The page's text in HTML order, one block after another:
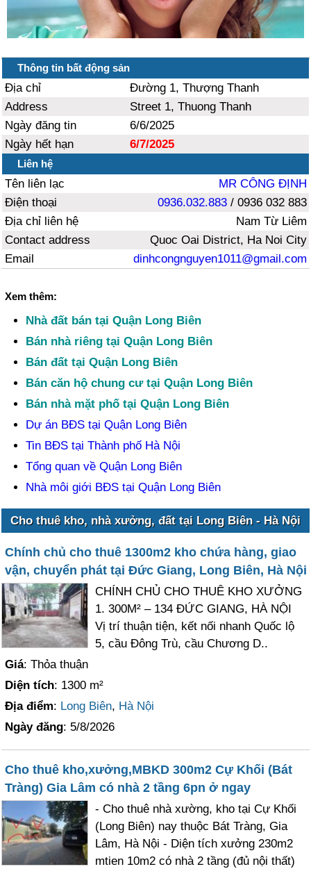
Thông tin bất động sản
Địa chỉ
Đường 1, Thượng Thanh
Address
Street 1, Thuong Thanh
Ngày đăng tin
6/6/2025
Ngày hết hạn
6/7/2025
Liên hệ
Tên liên lạc
MR CÔNG ĐỊNH
Điện thoại
0936.032.883/ 0936 032 883
Địa chỉ liên hệ
Nam Từ Liêm
Contact address
Quoc Oai District, Ha Noi City
Email
dinhcongnguyen1011@gmail.com
Xem thêm:
Nhà đất bán tại Quận Long Biên
Bán nhà riêng tại Quận Long Biên
Bán đất tại Quận Long Biên
Bán căn hộ chung cư tại Quận Long Biên
Bán nhà mặt phố tại Quận Long Biên
Dự án BĐS tại Quận Long Biên
Tin BĐS tại Thành phố Hà Nội
Tổng quan về Quận Long Biên
Nhà môi giới BĐS tại Quận Long Biên
Cho thuê kho, nhà xưởng, đất tại Long Biên - Hà Nội
Chính chủ cho thuê 1300m2 kho chứa hàng, giao
vận, chuyển phát tại Đức Giang, Long Biên, Hà Nội
CHÍNH CHỦ CHO THUÊ KHO XƯỞNG
1. 300M² – 134 ĐỨC GIANG, HÀ NỘI
Vị trí thuận tiện, kết nối nhanh Quốc lộ
5, cầu Đông Trù, cầu Chương D..
Giá: Thỏa thuận
Diện tích: 1300 m²
Địa điểm: Long Biên, Hà Nội
Ngày đăng: 5/8/2026
Cho thuê kho,xưởng,MBKD 300m2 Cự Khối (Bát
Tràng) Gia Lâm có nhà 2 tầng 6pn ở ngay
- Cho thuê nhà xường, kho tại Cự Khối
(Long Biên) nay thuộc Bát Tràng, Gia
Lâm, Hà Nội - Diện tích xưởng 230m2
mtien 10m2 có nhà 2 tầng (đủ nội thất)